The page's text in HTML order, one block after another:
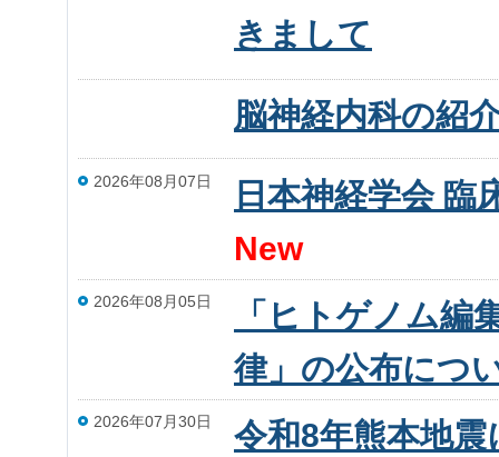
きまして
脳神経内科の紹
2026年08月07日
日本神経学会 臨
New
2026年08月05日
「ヒトゲノム編
律」の公布につ
2026年07月30日 令和8年熊本地